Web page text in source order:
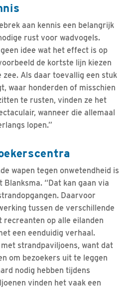
aan kennis een belangrijk
rust voor wadvogels.
idee wat het effect is op
de kortste lijn kiezen
zee. Als daar toevallig een stuk
waar honderden of misschien
te rusten, vinden ze het
wanneer die allemaal
lopen.”
wapen tegen onwetendheid is
“Dat kan gaan via
Daarvoor
tussen de verschillende
recreanten op alle eilanden
een eenduidig verhaal.
strandpaviljoens, want dat
om bezoekers uit te leggen
nodig hebben tijdens
vinden het vaak een